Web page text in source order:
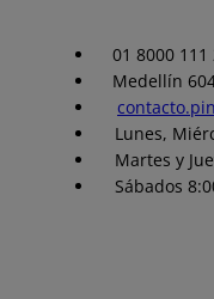
01 8000 111
Medellín
Lunes,
Martes y
Sábados